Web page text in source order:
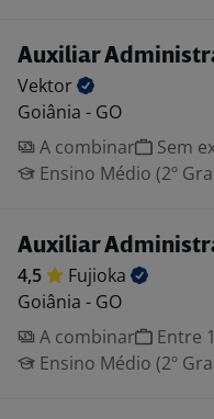
Auxiliar
Vektor
Goiânia - GO
A combinar
Sem
Ensino Médio (2º
Auxiliar
4,5
Fujioka
Goiânia - GO
A combinar
Entre
Ensino Médio (2º